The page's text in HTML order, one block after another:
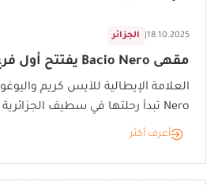
الجزائر 18.10.2025
مقهى Bacio Nero يفتتح أول فرع في الجزائر
Nero تبدأ رحلتها في سطيف الجزائرية
أعرف أكثر